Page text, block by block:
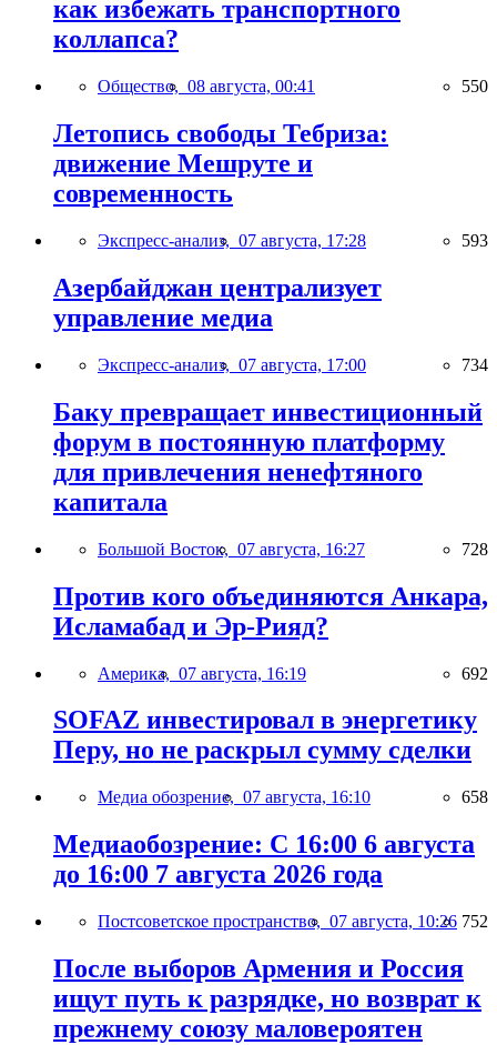
как избежать транспортного
коллапса?
Общество, 08 августа, 00:41 550
Летопись свободы Тебриза:
движение Мешруте и
современность
Экспресс-анализ, 07 августа, 17:28 593
Азербайджан централизует
управление медиа
Экспресс-анализ, 07 августа, 17:00 734
Баку превращает инвестиционный
форум в постоянную платформу
для привлечения ненефтяного
капитала
Большой Восток, 07 августа, 16:27 728
Против кого объединяются Анкара,
Исламабад и Эр-Рияд?
Америка, 07 августа, 16:19 692
SOFAZ инвестировал в энергетику
Перу, но не раскрыл сумму сделки
Медиа обозрение, 07 августа, 16:10 658
Медиаобозрение: С 16:00 6 августа
до 16:00 7 августа 2026 года
Постсоветское пространство, 07 августа, 10:26 752
После выборов Армения и Россия
ищут путь к разрядке, но возврат к
прежнему союзу маловероятен